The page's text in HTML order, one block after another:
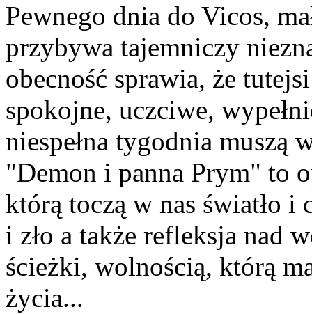
Pewnego dnia do Vicos,
przybywa tajemniczy
obecność sprawia, że
spokojne, uczciwe,
niespełna tygodnia muszą
"Demon i panna Prym" to
którą toczą w nas światło i
i zło a także refleksja nad
ścieżki, wolnością, którą
życia...